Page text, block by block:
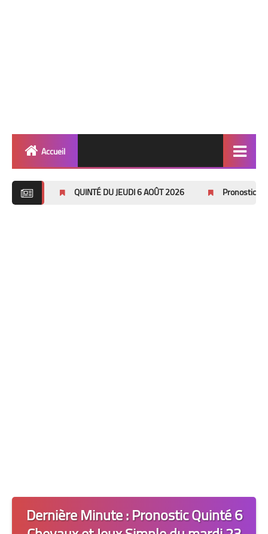
Accueil
QUINTÉ DU JEUDI 6 AOÛT 2026 Pronostics Pmu Quinté du
Dernière Minute : Pronostic Quinté 6